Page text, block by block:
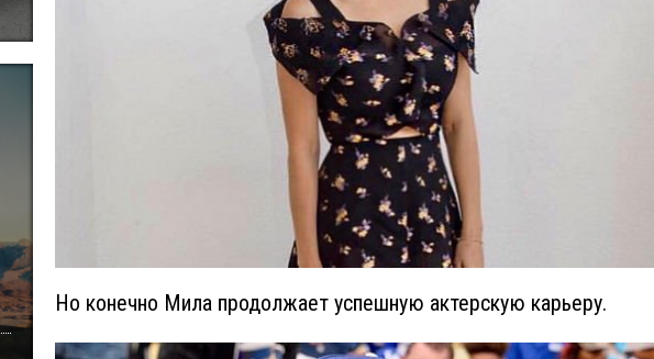
Но конечно Мила продолжает успешную актерскую карьеру.